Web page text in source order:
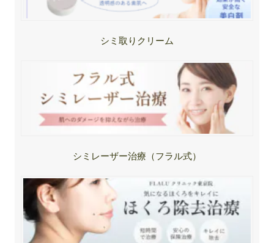
シミ取りクリーム
シミレーザー治療（フラル式）